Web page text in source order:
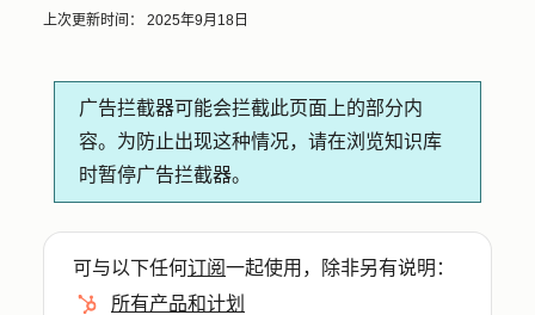
上次更新时间： 2025年9月18日
广告拦截器可能会拦截此页面上的部分内
容。为防止出现这种情况，请在浏览知识库
时暂停广告拦截器。
可与以下任何订阅一起使用，除非另有说明：
所有产品和计划